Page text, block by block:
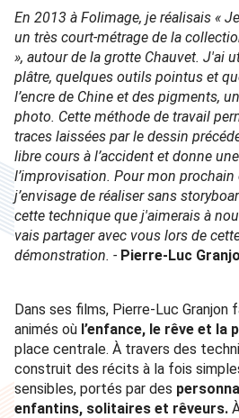
En 2013 à Folimage, je réalisais «
un très court-métrage de la
», autour de la grotte Chauvet. J'ai
plâtre, quelques outils pointus et
l’encre de Chine et des pigments,
photo. Cette méthode de travail
traces laissées par le dessin
libre cours à l’accident et donne
l’improvisation. Pour mon prochain
j’envisage de réaliser sans
cette technique que j'aimerais à
vais partager avec vous lors de
démonstration. - Pierre-Luc
Dans ses films, Pierre-Luc Granjon
animés où l’enfance, le rêve et la
place centrale. À travers des
construit des récits à la fois
sensibles, portés par des
enfantins, solitaires et rêveurs.